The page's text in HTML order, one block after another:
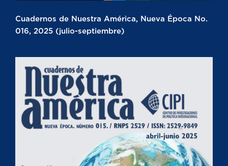
Cuadernos de Nuestra América, Nueva Época No.
016, 2025 (julio-septiembre)